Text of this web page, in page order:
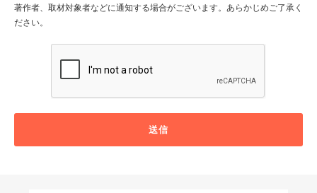
著作者、取材対象者などに通知する場合がございます。あらかじめご了承く
ださい。
送信